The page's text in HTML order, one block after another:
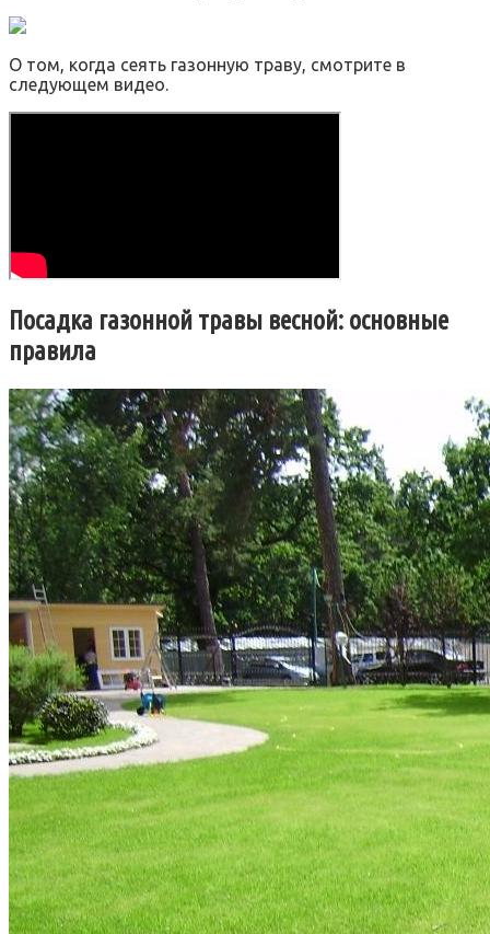
О том, когда сеять газонную траву, смотрите в
следующем видео.
Посадка газонной травы весной: основные
правила